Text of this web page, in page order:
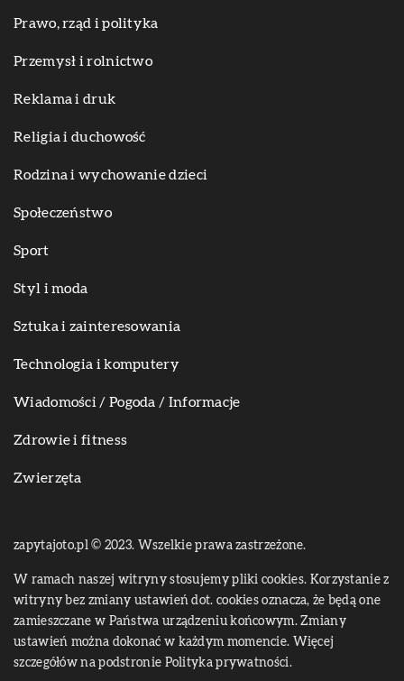
Prawo, rząd i polityka
Przemysł i rolnictwo
Reklama i druk
Religia i duchowość
Rodzina i wychowanie dzieci
Społeczeństwo
Sport
Styl i moda
Sztuka i zainteresowania
Technologia i komputery
Wiadomości / Pogoda / Informacje
Zdrowie i fitness
Zwierzęta
zapytajoto.pl © 2023. Wszelkie prawa zastrzeżone.
W ramach naszej witryny stosujemy pliki cookies. Korzystanie z
witryny bez zmiany ustawień dot. cookies oznacza, że będą one
zamieszczane w Państwa urządzeniu końcowym. Zmiany
ustawień można dokonać w każdym momencie. Więcej
szczegółów na podstronie Polityka prywatności.